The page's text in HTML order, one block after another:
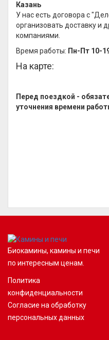
Казань
У нас есть договора с
организовать доставку и
компаниями.
Время работы: Пн-Пт 10-
На карте:
Перед поездкой -
уточнения времени
Биокамины, камины и печи
по интересным ценам.
Политика
конфиденциальности
Согласие на обработку
персональных данных